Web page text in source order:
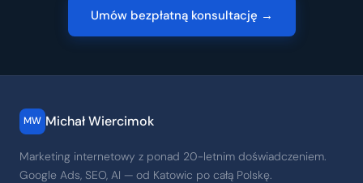
Umów bezpłatną konsultację →
MW Michał Wiercimok
Marketing internetowy z ponad 20-letnim doświadczeniem.
Google Ads, SEO, AI — od Katowic po całą Polskę.